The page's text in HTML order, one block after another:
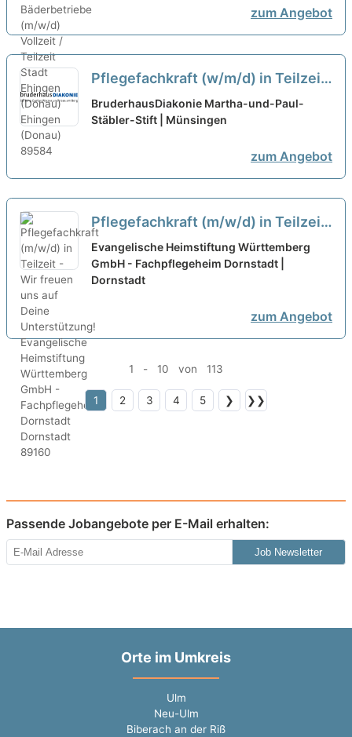
zum Angebot
Pflegefachkraft (w/m/d) in Teilzeit
- mitWIRken! neu
BruderhausDiakonie Martha-und-Paul-
Stäbler-Stift | Münsingen
zum Angebot
Pflegefachkraft (m/w/d) in Teilzeit
- Wir freuen uns auf Deine
Unterstützung! neu
Evangelische Heimstiftung Württemberg
GmbH - Fachpflegeheim Dornstadt |
Dornstadt
zum Angebot
1 - 10 von 113
1 2 3 4 5 ❯ ❯❯
Passende Jobangebote per E-Mail erhalten:
Job Newsletter
Orte im Umkreis
Ulm
Neu-Ulm
Biberach an der Riß